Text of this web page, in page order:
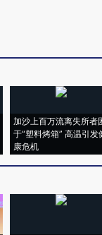
加沙上百万流离失所者
于“塑料烤箱” 高温引发
康危机